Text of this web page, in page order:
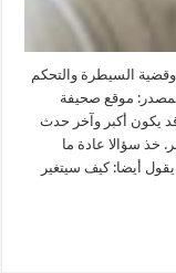
السيطرة والتحكم
موقع صحيفة
البريطانية تاريخ النشر: ٢٤ أكتوبر ٢٠١٩م قد يكون أكبر وآخر حدث
خذ سؤالا عادة ما
أيضا: كيف سيتغير